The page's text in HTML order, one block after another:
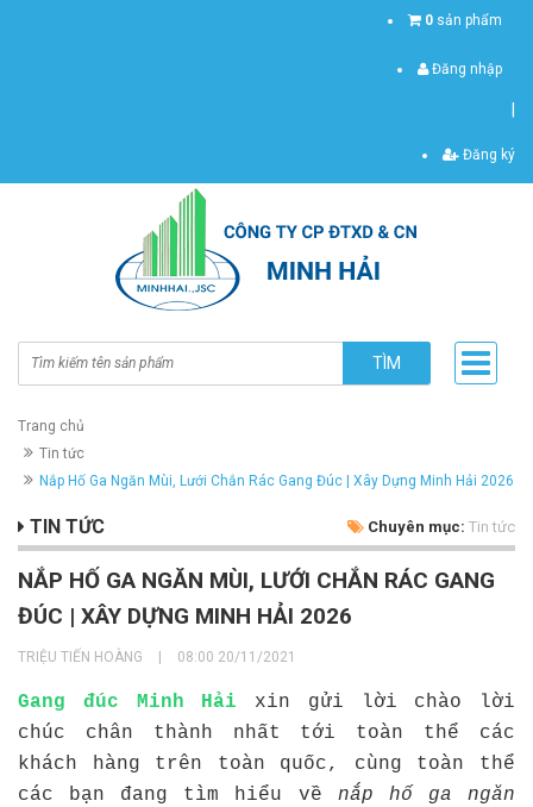
0 sản phẩm
Đăng nhập
Đăng ký
TÌM
Trang chủ
Tin tức
Nắp Hố Ga Ngăn Mùi, Lưới Chắn Rác Gang Đúc | Xây Dựng Minh Hải 2026
TIN TỨC Chuyên mục: Tin tức
NẮP HỐ GA NGĂN MÙI, LƯỚI CHẮN RÁC GANG
ĐÚC | XÂY DỰNG MINH HẢI 2026
TRIỆU TIẾN HOÀNG 08:00 20/11/2021
Gang đúc Minh Hải xin gửi lời chào lời
chúc chân thành nhất tới toàn thể các
khách hàng trên toàn quốc, cùng toàn thể
các bạn đang tìm hiểu về nắp hố ga ngăn